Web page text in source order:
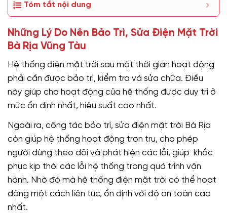
Tóm tắt nội dung
Những Lý Do Nên Bảo Trì, Sửa Điện Mặt Trời
Bà Rịa Vũng Tàu
Hệ thống điện mặt trời sau một thời gian hoạt động
phải cần được bảo trì, kiểm tra và sửa chữa. Điều
này giúp cho hoạt động của hệ thống được duy trì ở
mức ổn định nhất, hiệu suất cao nhất.
Ngoài ra, công tác bảo trì, sửa điện mặt trời Bà Rịa
còn giúp hệ thống hoạt động trơn tru, cho phép
người dùng theo dõi và phát hiện các lỗi, giúp khắc
phục kịp thời các lỗi hệ thống trong quá trình vận
hành. Nhờ đó mà hệ thống điện mặt trời có thể hoạt
động một cách liên tục, ổn định với độ an toàn cao
nhất.